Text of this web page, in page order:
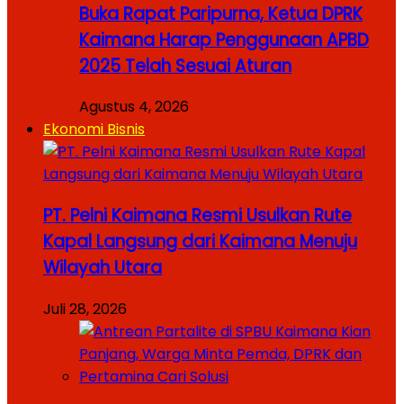
Buka Rapat Paripurna, Ketua DPRK
Kaimana Harap Penggunaan APBD
2025 Telah Sesuai Aturan
Agustus 4, 2026
Ekonomi Bisnis
PT. Pelni Kaimana Resmi Usulkan Rute
Kapal Langsung dari Kaimana Menuju
Wilayah Utara
Juli 28, 2026